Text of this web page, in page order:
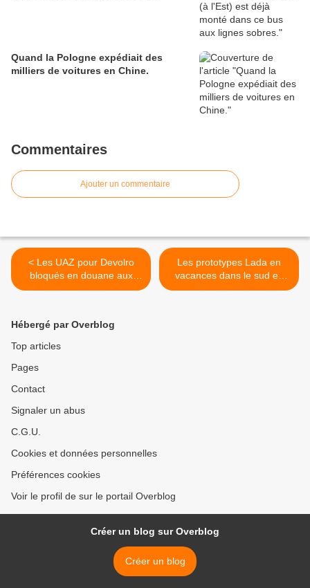
Quand la Pologne expédiait des
milliers de voitures en Chine.
Commentaires
Ajouter un commentaire
< Les UAZ pour Devolro
bloqués en douane aux
USA !
Les prototypes Lada en
vacances dans le sud en
1997 ! >
Hébergé par Overblog
Top articles
Pages
Contact
Signaler un abus
C.G.U.
Cookies et données personnelles
Préférences cookies
Voir le profil de sur le portail Overblog
Créer un blog sur Overblog
Créer un blog